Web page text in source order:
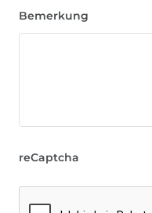
Bemerkung
reCaptcha